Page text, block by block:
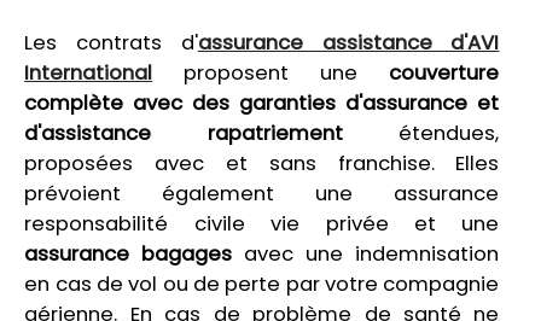
Les contrats d'assurance assistance d'AVI
International proposent une couverture
complète avec des garanties d'assurance et
d'assistance rapatriementétendues,
proposées avec et sans franchise. Elles
prévoient également une assurance
responsabilité civile vie privée et une
assurance bagages avec une indemnisation
en cas de vol ou de perte par votre compagnie
aérienne. En cas de problème de santé ne